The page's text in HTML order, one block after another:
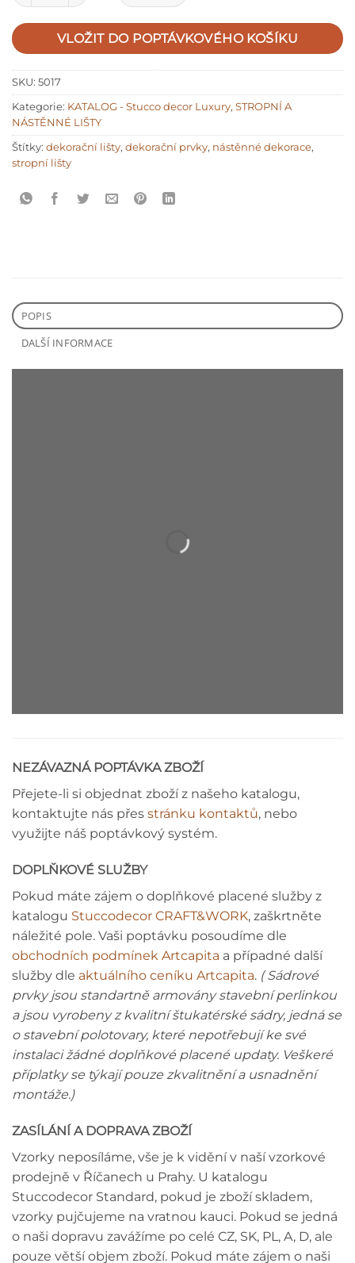
VLOŽIT DO POPTÁVKOVÉHO KOŠÍKU
SKU: 5017
Kategorie: KATALOG - Stucco decor Luxury, STROPNÍ A
NÁSTĚNNÉ LIŠTY
Štítky: dekorační lišty, dekorační prvky, nástěnné dekorace,
stropní lišty
POPIS
DALŠÍ INFORMACE
NEZÁVAZNÁ POPTÁVKA ZBOŽÍ
Přejete-li si objednat zboží z našeho katalogu,
kontaktujte nás přes stránku kontaktů, nebo
využijte náš poptávkový systém.
DOPLŇKOVÉ SLUŽBY
Pokud máte zájem o doplňkové placené služby z
katalogu Stuccodecor CRAFT&WORK, zaškrtněte
náležité pole. Vaši poptávku posoudíme dle
obchodních podmínek Artcapita a případné další
služby dle aktuálního ceníku Artcapita. ( Sádrové
prvky jsou standartně armovány stavební perlinkou
a jsou vyrobeny z kvalitní štukatérské sádry, jedná se
o stavební polotovary, které nepotřebují ke své
instalaci žádné doplňkové placené updaty. Veškeré
příplatky se týkají pouze zkvalitnění a usnadnění
montáže.)
ZASÍLÁNÍ A DOPRAVA ZBOŽÍ
Vzorky neposíláme, vše je k vidění v naší vzorkové
prodejně v Říčanech u Prahy. U katalogu
Stuccodecor Standard, pokud je zboží skladem,
vzorky pujčujeme na vratnou kauci. Pokud se jedná
o naši dopravu zavážíme po celé CZ, SK, PL, A, D, ale
pouze větší objem zboží. Pokud máte zájem o naši